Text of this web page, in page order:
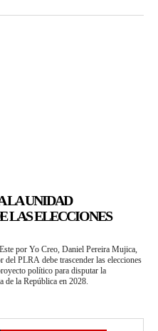
LA UNIDAD
LAS ELECCIONES
por Yo Creo, Daniel Pereira Mujica,
del PLRA debe trascender las elecciones
político para disputar la
de la República en 2028.